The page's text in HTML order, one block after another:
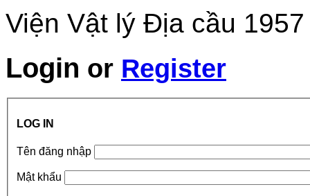
Viện Vật lý Địa cầu
Login or Register
LOG IN
Tên đăng nhập
Mật khẩu